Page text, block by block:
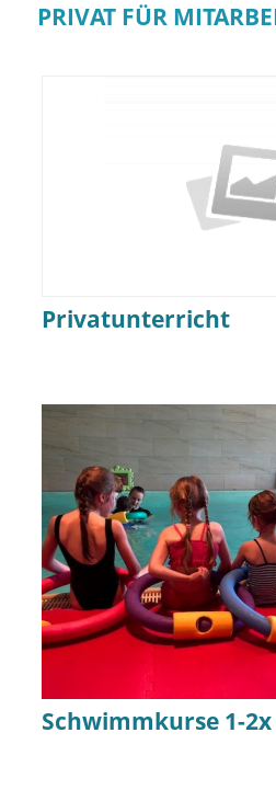
PRIVAT FÜR
Privatunterricht
Schwimmkurse 1-